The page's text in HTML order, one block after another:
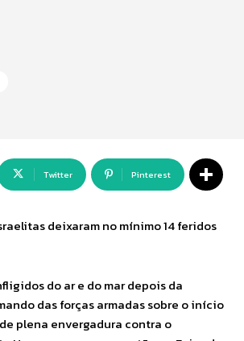
Twitter Pinterest
deixaram no mínimo 14 feridos
do ar e do mar depois da
das forças armadas sobre o início
plena envergadura contra o